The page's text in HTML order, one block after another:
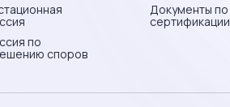
по
споров
Документы по
сертификации